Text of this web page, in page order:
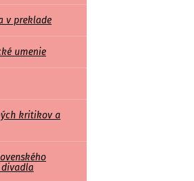
v preklade
umenie
kritikov a